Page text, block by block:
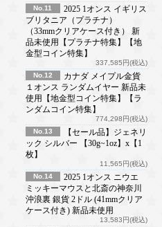
No.11
2025 1オンス イギリス
ブリタニア（プラチナ）
（33mmクリアケース付き） 新
品未使用【プラチナ特集】【地
金型コイン特集】
337,585円(税込)
No.12
カナダ メイプル金貨
１オンス ランダムイヤー 新品未
使用【地金型コイン特集】【ラ
ンダムコイン特集】
774,298円(税込)
No.13
【セール品】ジェネリ
ック シルバー 【30g~1oz】x【1
枚】
11,565円(税込)
No.14
2025 1オンス ニウエ
ミッキーマウスと北斎の神奈川
沖浪裏 銀貨 2ドル (41mmクリア
ケース付き) 新品未使用
13,583円(税込)